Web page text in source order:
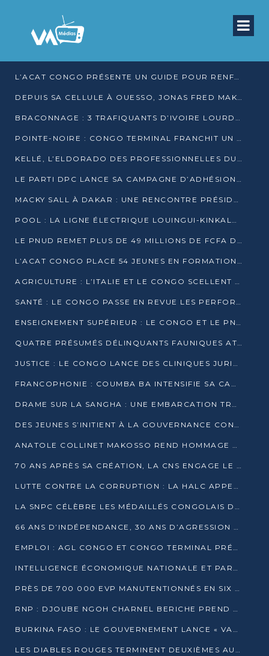
L’ACAT CONGO PRÉSENTE UN GUIDE POUR RENFORCER LES GARANTIES JUDICIAIRES EN GARDE À VUE
DEPUIS SA CELLULE À OUESSO, JONAS FRED MAKITA DÉNONCE CE QU’IL QUALIFIE DE DÉNI DE JUSTICE
BRACONNAGE : 3 TRAFIQUANTS D’IVOIRE LOURDEMENT CONDAMNÉS À DJAMBALA
POINTE-NOIRE : CONGO TERMINAL FRANCHIT UN CAP HISTORIQUE AVEC 99 MOUVEMENTS/HEURE
KELLÉ, L’ELDORADO DES PROFESSIONNELLES DU SEXE
LE PARTI DPC LANCE SA CAMPAGNE D’ADHÉSIONS ET VEUT STRUCTURER SA PRÉSENCE DANS LES 15 DÉPARTEMENTS
MACKY SALL À DAKAR : UNE RENCONTRE PRÉSIDENTIELLE QUI DIVISE L’OPINION SÉNÉGALAISE
POOL : LA LIGNE ÉLECTRIQUE LOUINGUI-KINKALA-BOKO MISE EN SERVICE
LE PNUD REMET PLUS DE 49 MILLIONS DE FCFA D’ÉQUIPEMENTS POUR ACCÉLÉRER LA NUMÉRISATION DU SYSTÈME DE SANTÉ
L’ACAT CONGO PLACE 54 JEUNES EN FORMATION PROFESSIONNELLE
AGRICULTURE : L’ITALIE ET LE CONGO SCELLENT UN PARTENARIAT POUR UNE PRODUCTION LOCALE DURABLE
SANTÉ : LE CONGO PASSE EN REVUE LES PERFORMANCES DE SES HÔPITAUX À MI-PARCOURS
ENSEIGNEMENT SUPÉRIEUR : LE CONGO ET LE PNUD VEULENT RAPPROCHER LA FORMATION UNIVERSITAIRE DES BESOINS DU MARCHÉ DE L’EMPLOI
QUATRE PRÉSUMÉS DÉLINQUANTS FAUNIQUES ATTENDUS DEVANT LA JUSTICE POUR TRAFIC D’IVOIRE
JUSTICE : LE CONGO LANCE DES CLINIQUES JURIDIQUES POUR RAPPROCHER LE DROIT DES CITOYENS
FRANCOPHONIE : COUMBA BA INTENSIFIE SA CAMPAGNE POUR LA SUCCESSION À LA TÊTE DE L’OIF
DRAME SUR LA SANGHA : UNE EMBARCATION TRANSPORTANT DES FIDÈLES DE « NZAMBÉ YA L’HUILE » FAIT NAUFRAGE À OUESSO
DES JEUNES S’INITIENT À LA GOUVERNANCE CONTINENTALE À BRAZZAVILLE
ANATOLE COLLINET MAKOSSO REND HOMMAGE À JEAN-PAUL PIGASSE
70 ANS APRÈS SA CRÉATION, LA CNS ENGAGE LE VIRAGE DE LA DIGITALISATION
LUTTE CONTRE LA CORRUPTION : LA HALC APPELLE À PASSER DES DISCOURS AUX ACTES
LA SNPC CÉLÈBRE LES MÉDAILLÉS CONGOLAIS DES OLYMPIADES PANAFRICAINES DE MATHÉMATIQUES 2026
66 ANS D’INDÉPENDANCE, 30 ANS D’AGRESSION RWANDAISE : 4 PRÉSIDENCES, UN ÉCHEC COLLECTIF
EMPLOI : AGL CONGO ET CONGO TERMINAL PRÉSÉLECTIONNENT PLUS DE 70 JEUNES À POINTE-NOIRE
INTELLIGENCE ÉCONOMIQUE NATIONALE ET PARTENARIATS INTERNATIONAUX : VERS UNE DOCTRINE SOUVERAINE DE SÉCURITÉ ÉCONOMIQUE
PRÈS DE 700 000 EVP MANUTENTIONNÉS EN SIX MOIS PAR CONGO TERMINAL
RNP : DJOUBE NGOH CHARNEL BERICHE PREND LES RÊNES DU PARTI
BURKINA FASO : LE GOUVERNEMENT LANCE « VACANCES UTILES 2026 » POUR FORMER LES ÉLÈVES À 15 MÉTIERS
LES DIABLES ROUGES TERMINENT DEUXIÈMES AU CHAMPIONNAT D’AFRIQUE ZONE 3